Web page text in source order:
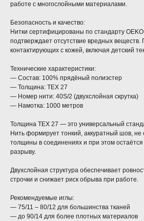
работе с многослойными материалами.
Безопасность и качество:
Нитки сертифицированы по стандарту
подтверждает отсутствие вредных
контактирующих с кожей, включая детский
Технические характеристики:
— Состав: 100% прядёный полиэстер
— Толщина: TEX 27
— Номер нити: 40S/2 (двухслойная скрутка)
— Намотка: 1000 метров
Толщина TEX 27 — это универсальный
Нить формирует тонкий, аккуратный шов,
толщины в соединениях и при этом остаётся
разрыву.
Двухслойная структура обеспечивает
строчки и снижает риск обрыва при работе.
Рекомендуемые иглы:
— 75/11 – 80/12 для большинства тканей
— до 90/14 для более плотных материалов